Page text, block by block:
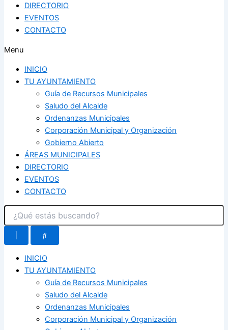
DIRECTORIO
EVENTOS
CONTACTO
Menu
INICIO
TU AYUNTAMIENTO
Guía de Recursos Municipales
Saludo del Alcalde
Ordenanzas Municipales
Corporación Municipal y Organización
Gobierno Abierto
ÁREAS MUNICIPALES
DIRECTORIO
EVENTOS
CONTACTO
INICIO
TU AYUNTAMIENTO
Guía de Recursos Municipales
Saludo del Alcalde
Ordenanzas Municipales
Corporación Municipal y Organización